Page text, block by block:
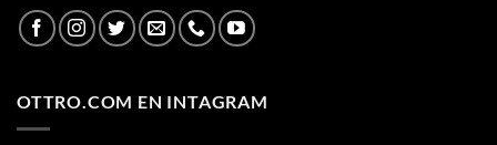
OTTRO.COM EN INTAGRAM